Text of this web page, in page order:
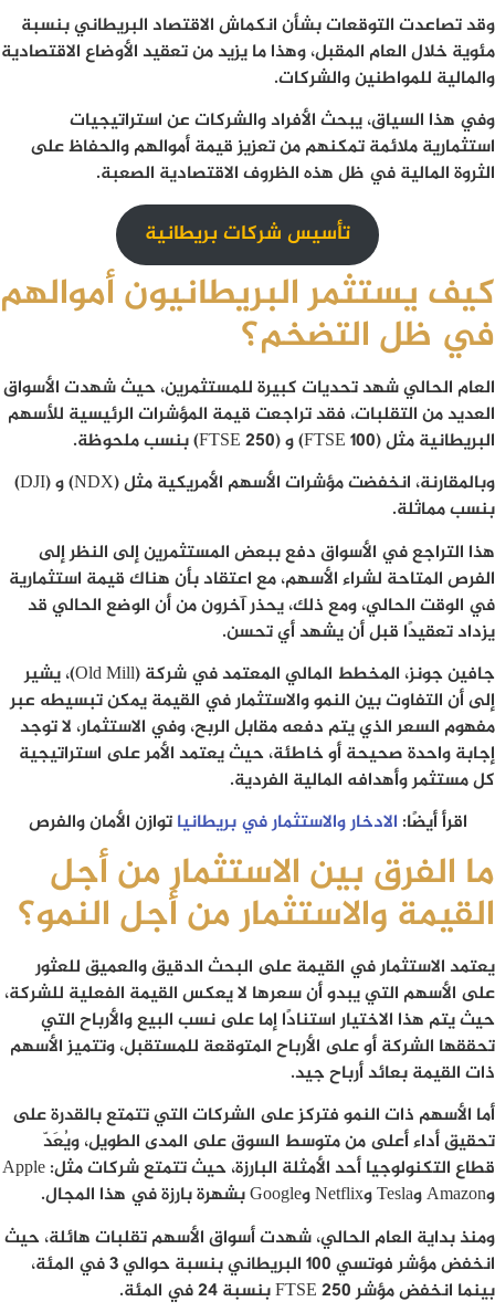
وقد تصاعدت التوقعات بشأن انكماش الاقتصاد البريطاني بنسبة
مئوية خلال العام المقبل، وهذا ما يزيد من تعقيد الأوضاع الاقتصادية
والمالية للمواطنين والشركات.
وفي هذا السياق، يبحث الأفراد والشركات عن استراتيجيات
استثمارية ملائمة تمكنهم من تعزيز قيمة أموالهم والحفاظ على
الثروة المالية في ظل هذه الظروف الاقتصادية الصعبة.
تأسيس شركات بريطانية
كيف يستثمر البريطانيون أموالهم
في ظل التضخم؟
العام الحالي شهد تحديات كبيرة للمستثمرين، حيث شهدت الأسواق
العديد من التقلبات، فقد تراجعت قيمة المؤشرات الرئيسية للأسهم
البريطانية مثل (FTSE 100) و (FTSE 250) بنسب ملحوظة.
وبالمقارنة، انخفضت مؤشرات الأسهم الأمريكية مثل (NDX) و (DJI)
بنسب مماثلة.
هذا التراجع في الأسواق دفع ببعض المستثمرين إلى النظر إلى
الفرص المتاحة لشراء الأسهم، مع اعتقاد بأن هناك قيمة استثمارية
في الوقت الحالي، ومع ذلك، يحذر آخرون من أن الوضع الحالي قد
يزداد تعقيدًا قبل أن يشهد أي تحسن.
جافين جونز، المخطط المالي المعتمد في شركة (Old Mill)، يشير
إلى أن التفاوت بين النمو والاستثمار في القيمة يمكن تبسيطه عبر
مفهوم السعر الذي يتم دفعه مقابل الربح، وفي الاستثمار، لا توجد
إجابة واحدة صحيحة أو خاطئة، حيث يعتمد الأمر على استراتيجية
كل مستثمر وأهدافه المالية الفردية.
اقرأ أيضًا: الادخار والاستثمار في بريطانياتوازن الأمان والفرص
ما الفرق بين الاستثمار من أجل
القيمة والاستثمار من أجل النمو؟
يعتمد الاستثمار في القيمة على البحث الدقيق والعميق للعثور
على الأسهم التي يبدو أن سعرها لا يعكس القيمة الفعلية للشركة،
حيث يتم هذا الاختيار استنادًا إما على نسب البيع والأرباح التي
تحققها الشركة أو على الأرباح المتوقعة للمستقبل، وتتميز الأسهم
ذات القيمة بعائد أرباح جيد.
أما الأسهم ذات النمو فتركز على الشركات التي تتمتع بالقدرة على
تحقيق أداء أعلى من متوسط السوق على المدى الطويل، ويُعَدّ
قطاع التكنولوجيا أحد الأمثلة البارزة، حيث تتمتع شركات مثل: Apple
وAmazon وTesla وNetflix وGoogle بشهرة بارزة في هذا المجال.
ومنذ بداية العام الحالي، شهدت أسواق الأسهم تقلبات هائلة، حيث
انخفض مؤشر فوتسي 100 البريطاني بنسبة حوالي 3 في المئة،
بينما انخفض مؤشر FTSE 250 بنسبة 24 في المئة.